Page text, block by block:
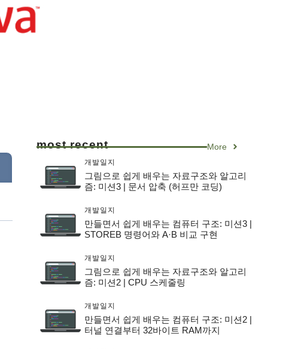
most recent More
개발일지
그림으로 쉽게 배우는 자료구조와 알고리
즘: 미션3 | 문서 압축 (허프만 코딩)
개발일지
만들면서 쉽게 배우는 컴퓨터 구조: 미션3 |
STOREB 명령어와 A·B 비교 구현
개발일지
그림으로 쉽게 배우는 자료구조와 알고리
즘: 미션2 | CPU 스케줄링
개발일지
만들면서 쉽게 배우는 컴퓨터 구조: 미션2 |
터널 연결부터 32바이트 RAM까지